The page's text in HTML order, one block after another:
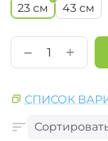
23 см
43 см
+
−
СПИСОК